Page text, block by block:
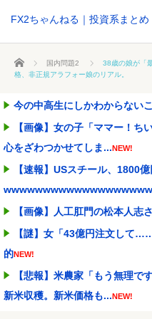
FX2ちゃんねる｜投資系まとめ
ホーム 国内問題2
38歳の娘が「
格、非正規アラフォー娘のリアル。
今の中高生にしかわからない
【画像】女の子「ママー！
心をざわつかせてしま...NEW!
【速報】USスチール、1800
【画像】人工肛門の松本人
【謎】女「43億円注文して
的NEW!
【悲報】米農家「もう無理
新米収穫。新米価格も...NEW!